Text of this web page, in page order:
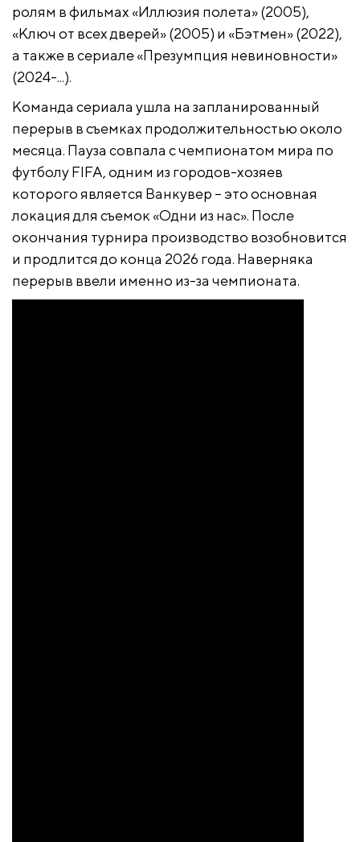
ролям в фильмах «Иллюзия полета» (2005),
«Ключ от всех дверей» (2005) и «Бэтмен» (2022),
а также в сериале «Презумпция невиновности»
(2024-...).
Команда сериала ушла на запланированный
перерыв в съемках продолжительностью около
месяца. Пауза совпала с чемпионатом мира по
футболу FIFA, одним из городов-хозяев
которого является Ванкувер – это основная
локация для съемок «Одни из нас». После
окончания турнира производство возобновится
и продлится до конца 2026 года. Наверняка
перерыв ввели именно из-за чемпионата.